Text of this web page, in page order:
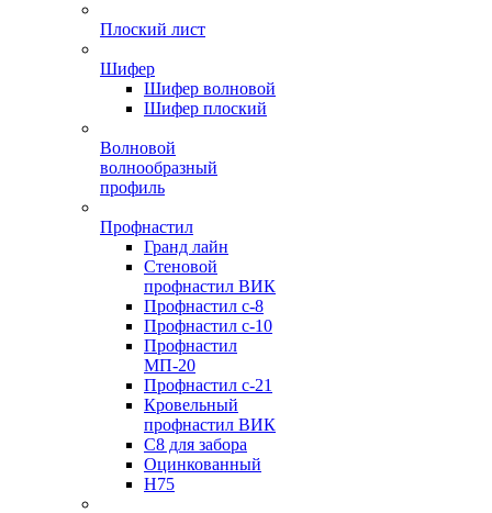
Плоский лист
Шифер
Шифер волновой
Шифер плоский
Волновой
волнообразный
профиль
Профнастил
Гранд лайн
Стеновой
профнастил ВИК
Профнастил с-8
Профнастил с-10
Профнастил
МП-20
Профнастил с-21
Кровельный
профнастил ВИК
С8 для забора
Оцинкованный
Н75